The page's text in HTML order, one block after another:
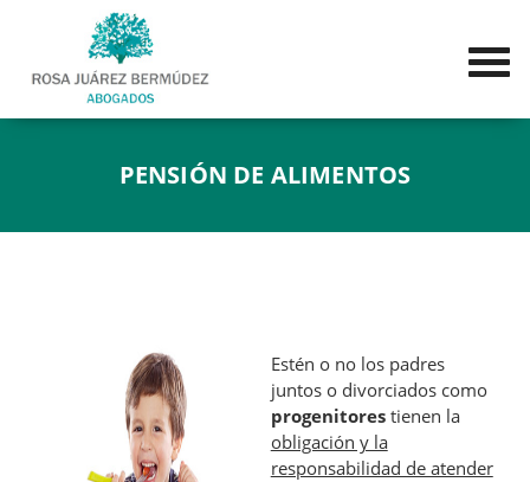
PENSIÓN DE ALIMENTOS
Estén o no los padres
juntos o divorciados como
progenitorestienen la
obligación y la
responsabilidad de atender